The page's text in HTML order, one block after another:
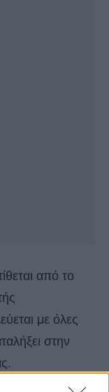
από το
με όλες
στην